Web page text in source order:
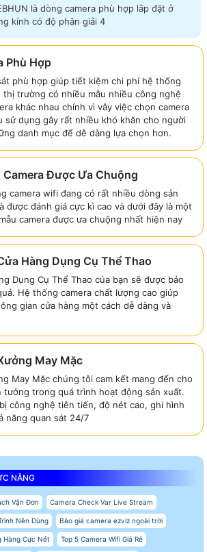
là dòng camera phù hợp lắp đặt ở
kính có độ phân giải 4
Phù Hợp
phù hợp giúp tiết kiệm chi phí hệ thống
thị trường có nhiều mẫu nhiều công nghệ
khác nhau chính vì vây việc chọn camera
sử dụng gây rất nhiều khó khăn cho người
danh mục để dễ dàng lựa chọn hơn.
Được Ưa Chuộng
camera wifi đang có rất nhiều dòng sản
được đánh giá cực kì cao và dưới đây là một
camera được ưa chuộng nhất hiện nay
Hàng Dụng Cụ Thể Thao
Dụng Cụ Thể Thao của bạn sẽ được bảo
Hệ thống camera chất lượng cao giúp
gian cửa hàng một cách dễ dàng và
May Mặc
May Mặc chúng tôi cam kết mang đến cho
tưởng trong quá trình hoạt động sản xuất.
công nghệ tiên tiến, độ nét cao, ghi hình
năng quan sát 24/7
NĂNG
Vận Đơn Camera Check Var Live Stream
Nên Dùng Báo giá camera ezviz ngoài trời
Hàng Cực Nét Top 5 Camera Wifi Giá Rẻ